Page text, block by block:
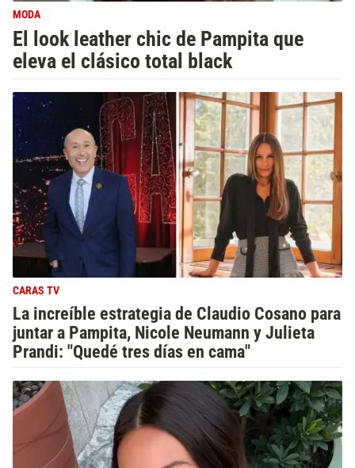
MODA
El look leather chic de Pampita que
eleva el clásico total black
CARAS TV
La increíble estrategia de Claudio Cosano para
juntar a Pampita, Nicole Neumann y Julieta
Prandi: "Quedé tres días en cama"